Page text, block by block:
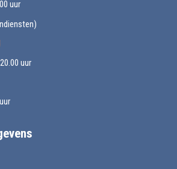
uur
uur